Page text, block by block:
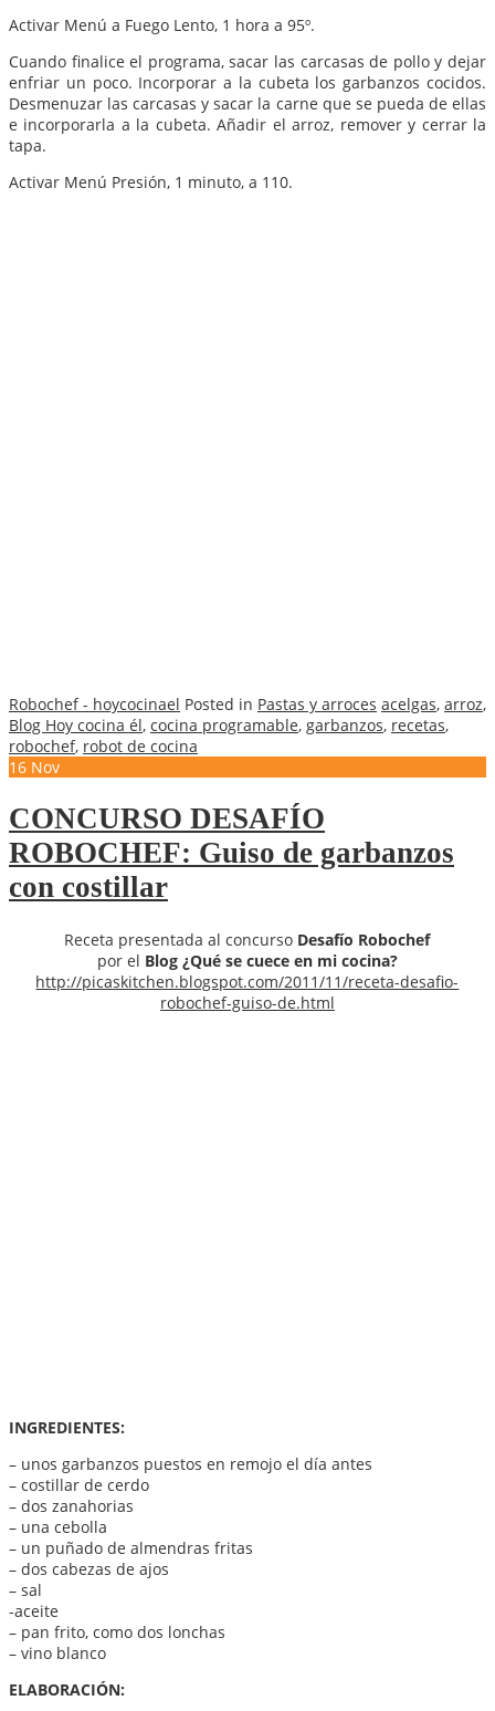
Activar Menú a Fuego Lento, 1 hora a 95º.
Cuando finalice el programa, sacar las carcasas de pollo y dejar
enfriar un poco. Incorporar a la cubeta los garbanzos cocidos.
Desmenuzar las carcasas y sacar la carne que se pueda de ellas
e incorporarla a la cubeta. Añadir el arroz, remover y cerrar la
tapa.
Activar Menú Presión, 1 minuto, a 110.
Robochef - hoycocinael Posted in Pastas y arroces acelgas, arroz,
Blog Hoy cocina él, cocina programable, garbanzos, recetas,
robochef, robot de cocina
16 Nov
CONCURSO DESAFÍO
ROBOCHEF: Guiso de garbanzos
con costillar
Receta presentada al concurso Desafío Robochef
por el Blog ¿Qué se cuece en mi cocina?
http://picaskitchen.blogspot.com/2011/11/receta-desafio-
robochef-guiso-de.html
INGREDIENTES:
– unos garbanzos puestos en remojo el día antes
– costillar de cerdo
– dos zanahorias
– una cebolla
– un puñado de almendras fritas
– dos cabezas de ajos
– sal
-aceite
– pan frito, como dos lonchas
– vino blanco
ELABORACIÓN: